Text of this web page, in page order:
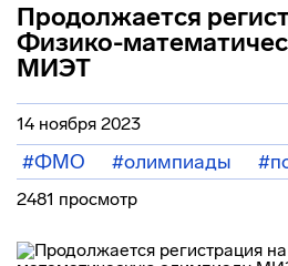
Продолжается
Физико-
МИЭТ
14 ноября 2023
#ФМО #олимпиады
2481 просмотр